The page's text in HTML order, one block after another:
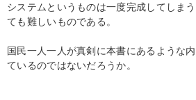
システムというものは一度完成してしま
ても難しいものである。
国民一人一人が真剣に本書にあるような
ているのではないだろうか。